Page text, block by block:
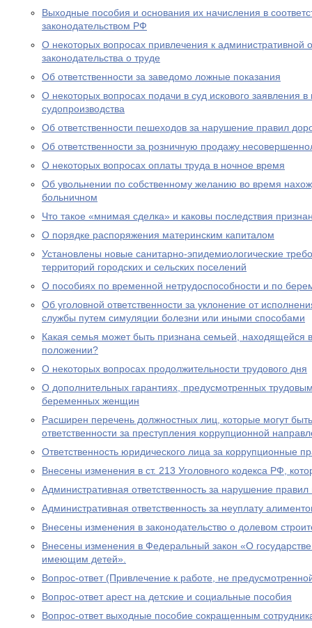
Выходные пособия и основания их начисления в
законодательством РФ
О некоторых вопросах привлечения к административной
законодательства о труде
Об ответственности за заведомо ложные показания
О некоторых вопросах подачи в суд искового заявления в
судопроизводства
Об ответственности пешеходов за нарушение правил
Об ответственности за розничную продажу
О некоторых вопросах оплаты труда в ночное время
Об увольнении по собственному желанию во время
больничном
Что такое «мнимая сделка» и каковы последствия
О порядке распоряжения материнским капиталом
Установлены новые санитарно-эпидемиологические
территорий городских и сельских поселений
О пособиях по временной нетрудоспособности и по
Об уголовной ответственности за уклонение от
службы путем симуляции болезни или иными способами
Какая семья может быть признана семьей, находящейся
положении?
О некоторых вопросах продолжительности трудового дня
О дополнительных гарантиях, предусмотренных
беременных женщин
Расширен перечень должностных лиц, которые могут
ответственности за преступления коррупционной
Ответственность юридического лица за коррупционные
Внесены изменения в ст. 213 Уголовного кодекса РФ,
Административная ответственность за нарушение
Административная ответственность за неуплату
Внесены изменения в законодательство о долевом
Внесены изменения в Федеральный закон «О
имеющим детей».
Вопрос-ответ (Привлечение к работе, не
Вопрос-ответ арест на детские и социальные пособия
Вопрос-ответ выходные пособие сокращенным